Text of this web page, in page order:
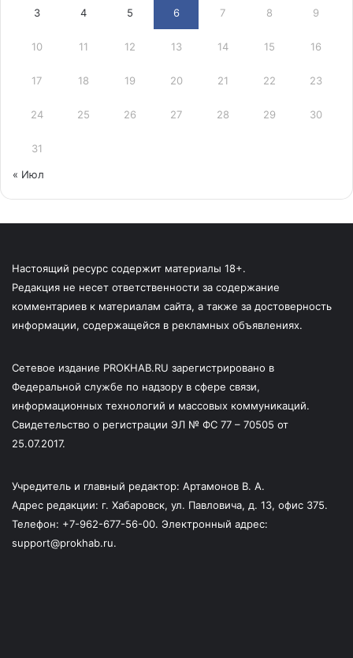
3 4 5 6 7 8 9
10 11 12 13 14 15 16
17 18 19 20 21 22 23
24 25 26 27 28 29 30
31
« Июл
Настоящий ресурс содержит материалы 18+.
Редакция не несет ответственности за содержание
комментариев к материалам сайта, а также за достоверность
информации, содержащейся в рекламных объявлениях.
Сетевое издание PROKHAB.RU зарегистрировано в
Федеральной службе по надзору в сфере связи,
информационных технологий и массовых коммуникаций.
Свидетельство о регистрации ЭЛ № ФС 77 – 70505 от
25.07.2017.
Учредитель и главный редактор: Артамонов В. А.
Адрес редакции: г. Хабаровск, ул. Павловича, д. 13, офис 375.
Телефон: +7-962-677-56-00. Электронный адрес:
support@prokhab.ru.